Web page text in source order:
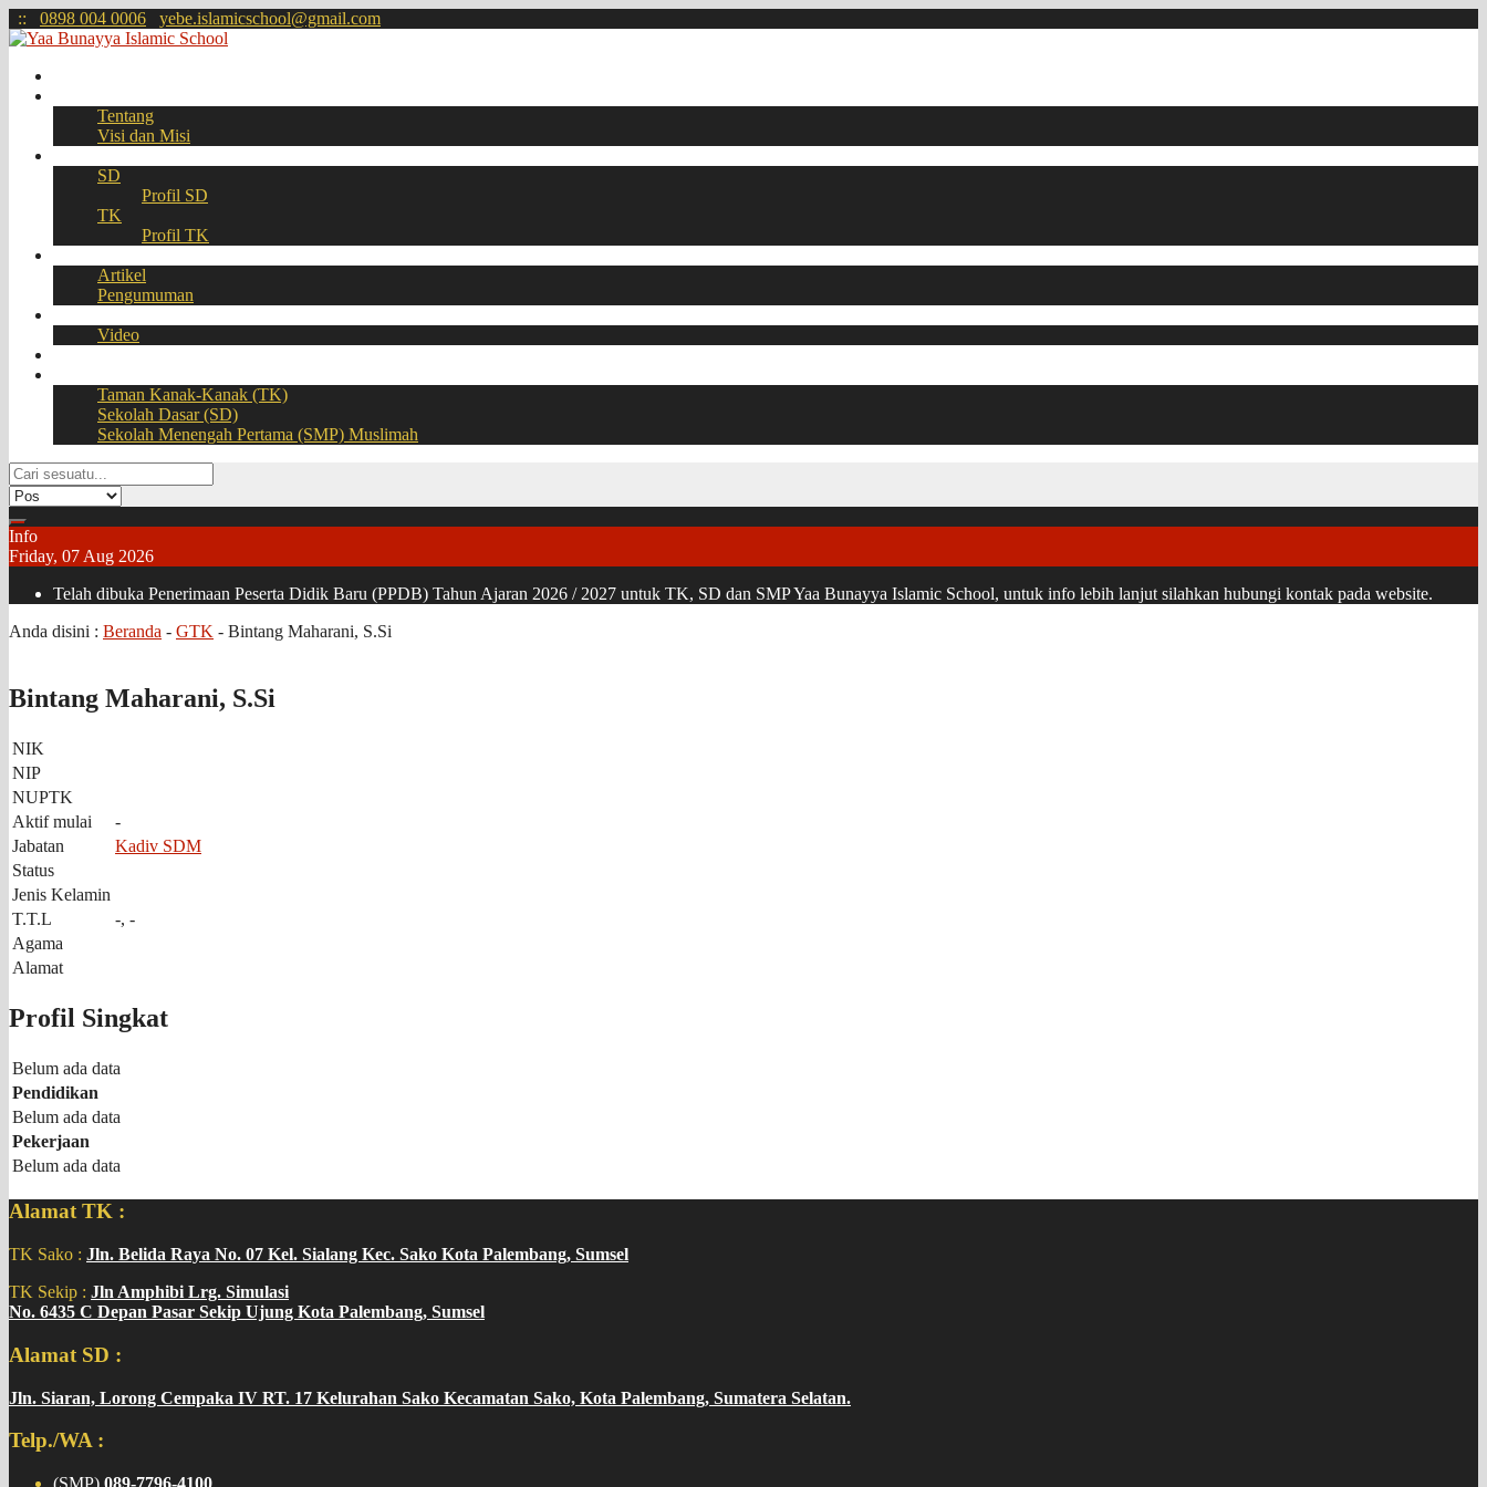
:: 0898 004 0006 yebe.islamicschool@gmail.com
Tentang
Visi dan Misi
SD
Profil SD
TK
Profil TK
Artikel
Pengumuman
Video
Taman Kanak-Kanak (TK)
Sekolah Dasar (SD)
Sekolah Menengah Pertama (SMP) Muslimah
Info
Friday, 07 Aug 2026
Telah dibuka Penerimaan Peserta Didik Baru (PPDB) Tahun Ajaran 2026 / 2027 untuk TK, SD dan SMP Yaa Bunayya Islamic School, untuk info lebih lanjut silahkan hubungi kontak pada website.
Anda disini : Beranda - GTK - Bintang Maharani, S.Si
Bintang Maharani, S.Si
NIK
NIP
NUPTK
Aktif mulai
-
Jabatan
Kadiv SDM
Status
Jenis Kelamin
T.T.L
-, -
Agama
Alamat
Profil Singkat
Belum ada data
Pendidikan
Belum ada data
Pekerjaan
Belum ada data
Alamat TK :
TK Sako : Jln. Belida Raya No. 07 Kel. Sialang Kec. Sako Kota Palembang, Sumsel
TK Sekip : Jln Amphibi Lrg. Simulasi
No. 6435 C Depan Pasar Sekip Ujung Kota Palembang, Sumsel
Alamat SD :
Jln. Siaran, Lorong Cempaka IV RT. 17 Kelurahan Sako Kecamatan Sako, Kota Palembang, Sumatera Selatan.
Telp./WA :
(SMP) 089-7796-4100